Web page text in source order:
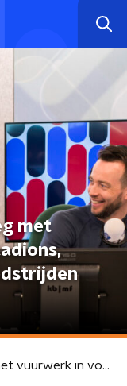
met
Stelling van Borst: 'Weg met vuurwerk in voetbalstadions, misvatting dat het wedstrijden opleukt'